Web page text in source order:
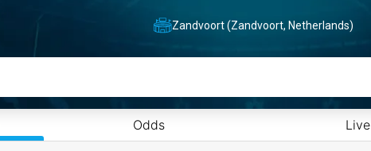
Zandvoort (Zandvoort, Netherlands)
Odds Live